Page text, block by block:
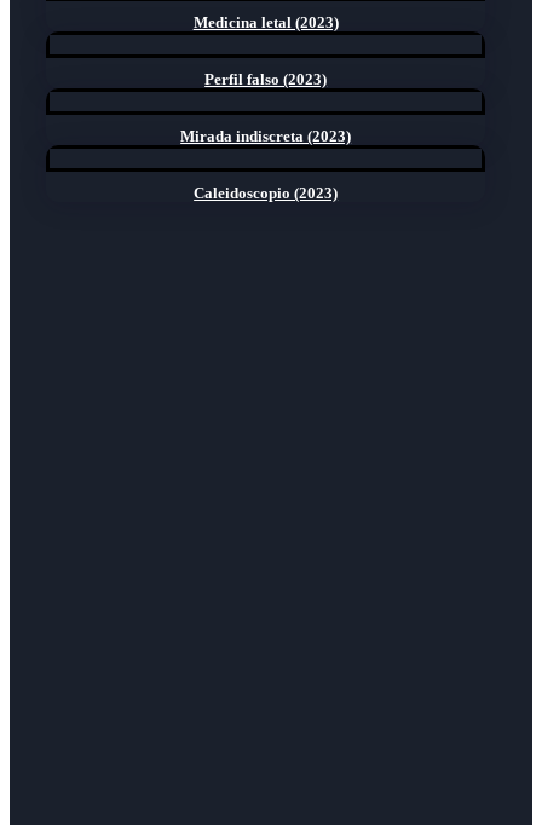
Medicina letal (2023)
Perfil falso (2023)
Mirada indiscreta (2023)
Caleidoscopio (2023)